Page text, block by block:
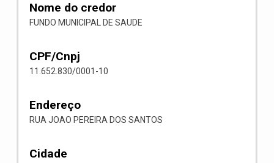
Nome do credor
FUNDO MUNICIPAL DE SAUDE
CPF/Cnpj
11.652.830/0001-10
Endereço
RUA JOAO PEREIRA DOS SANTOS
Cidade